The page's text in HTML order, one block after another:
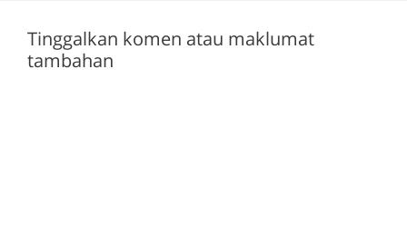
Tinggalkan komen atau maklumat
tambahan